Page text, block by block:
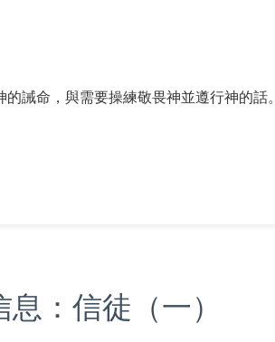
誡命，與需要操練敬畏神並遵行神的話
：信徒（一）